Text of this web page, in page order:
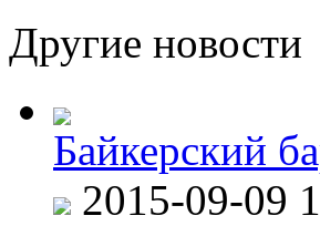
Другие новости
Байкерский
2015-09-09